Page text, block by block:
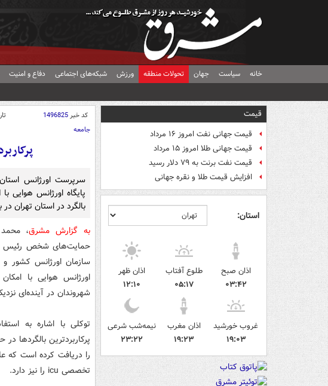
خانه سیاست جهان تحولات منطقه ورزش شبکه‌های اجتماعی دفاع و امنیت
قیمت
قیمت جهانی نفت امروز ۱۶ مرداد
قیمت جهانی طلا امروز ۱۵ مرداد
قیمت نفت برنت به ۷۹ دلار رسید
افزایش قیمت طلا و نقره جهانی
استان:
اذان صبح
۰۳:۴۲
طلوع آفتاب
۰۵:۱۷
اذان ظهر
۱۲:۱۰
غروب خورشید
۱۹:۰۳
اذان مغرب
۱۹:۲۳
نیمه‌شب شرعی
۲۳:۲۲
کد خبر1496825
جامعه
سرپرست اورژانس استان
پایگاه اورژانس هوایی
بالگرد در استان تهران
به گزارش مشرق،
حمایت‌های شخص رئیس
سازمان اورژانس کشور و
اورژانس هوایی با
شهروندان در آینده‌ای
پرکاربردترین بالگردها
را دریافت کرده است که
تخصصی icu را نیز دارد.